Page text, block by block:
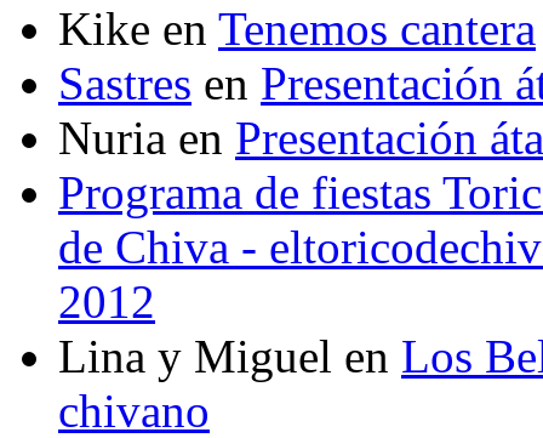
Kike en Tenemos cantera
Sastres en Presentación
Nuria en Presentación
Programa de fiestas
de Chiva -
2012
Lina y Miguel en Los
chivano